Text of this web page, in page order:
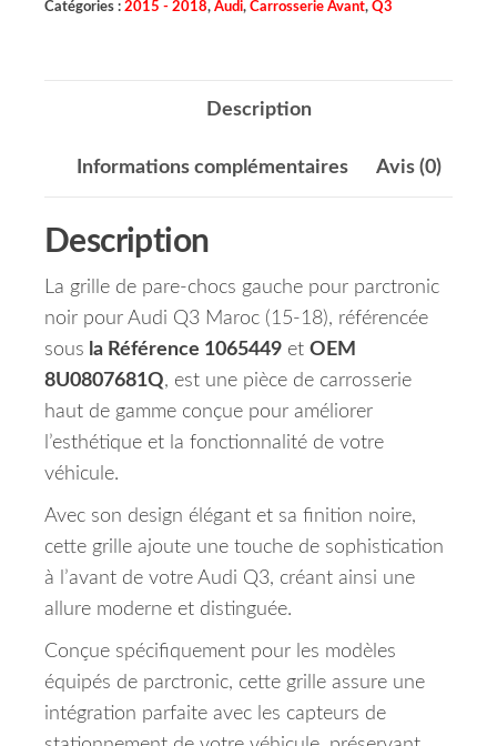
Catégories : 2015 - 2018, Audi, Carrosserie Avant, Q3
Description
Informations complémentaires Avis (0)
Description
La grille de pare-chocs gauche pour parctronic
noir pour Audi Q3 Maroc (15-18), référencée
sous la Référence 1065449 et OEM
8U0807681Q, est une pièce de carrosserie
haut de gamme conçue pour améliorer
l’esthétique et la fonctionnalité de votre
véhicule.
Avec son design élégant et sa finition noire,
cette grille ajoute une touche de sophistication
à l’avant de votre Audi Q3, créant ainsi une
allure moderne et distinguée.
Conçue spécifiquement pour les modèles
équipés de parctronic, cette grille assure une
intégration parfaite avec les capteurs de